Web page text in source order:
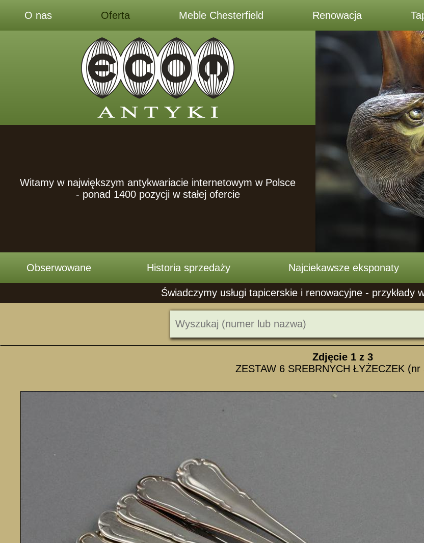
O nas Oferta Meble Chesterfield Renowacja
Witamy w największym antykwariacie internetowym w Polsce
- ponad 1400 pozycji w stałej ofercie
Obserwowane Historia sprzedaży Najciekawsze eksponaty
Świadczymy usługi tapicerskie i renowacyjne - przykłady
Zdjęcie 1z 3
ZESTAW 6 SREBRNYCH ŁYŻECZEK (nr